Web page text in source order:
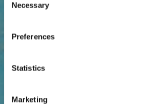
Selection
Necessary
Preferences
Statistics
Marketing